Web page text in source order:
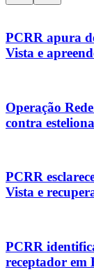
PCRR apura
Vista e
Operação
contra
PCRR
Vista e
PCRR
receptador em